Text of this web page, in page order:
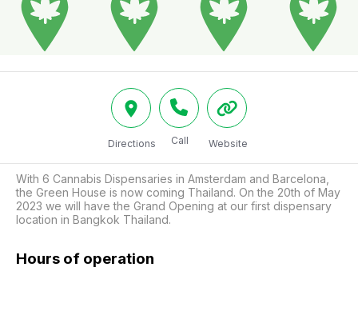
Directions Call Website
With 6 Cannabis Dispensaries in Amsterdam and Barcelona,
the Green House is now coming Thailand. On the 20th of May
2023 we will have the Grand Opening at our first dispensary
location in Bangkok Thailand.
Hours of operation